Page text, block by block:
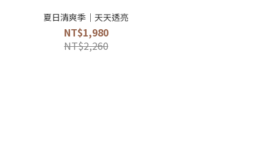
夏日清爽季｜天天透亮
NT$1,980
NT$2,260